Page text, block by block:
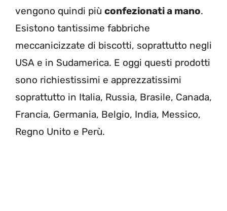
vengono quindi più confezionati a mano.
Esistono tantissime fabbriche
meccanicizzate di biscotti, soprattutto negli
USA e in Sudamerica. E oggi questi prodotti
sono richiestissimi e apprezzatissimi
soprattutto in Italia, Russia, Brasile, Canada,
Francia, Germania, Belgio, India, Messico,
Regno Unito e Perù.